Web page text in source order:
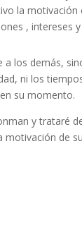
la
, intereses
los demás,
ni los
su momento.
y trataré
motivación de